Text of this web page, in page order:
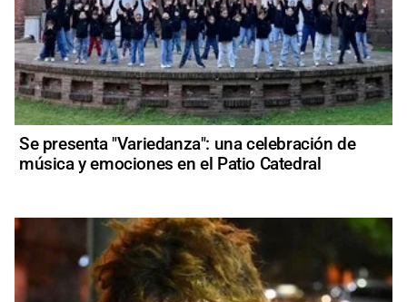
Se presenta "Variedanza": una celebración de
música y emociones en el Patio Catedral